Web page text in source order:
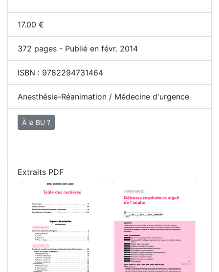
17.00 €
372 pages - Publié en févr. 2014
ISBN : 9782294731464
Anesthésie-Réanimation / Médecine d'urgence
À la BU ?
Extraits PDF